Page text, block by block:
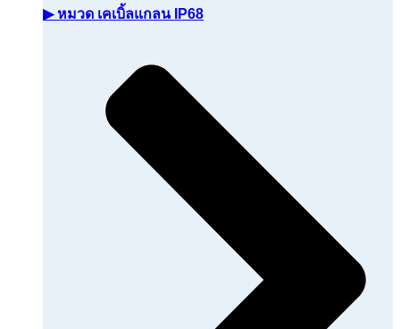
▶ หมวด เคเบิ้ลแกลน IP68